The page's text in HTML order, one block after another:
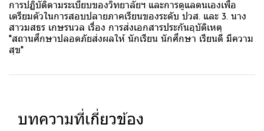
การปฏิบัติตามระเบียบของวิทยาลัยฯ และการดูแลตนเองเพื่อ
เตรียมตัวในการสอบปลายภาคเรียนของระดับ ปวส. และ 3. นาง
สาวมสธร เกษรนวล เรื่อง การส่งเอกสารประกันอุบัติเหตุ
"สถานศึกษาปลอดภัยส่งผลให้ นักเรียน นักศึกษา เรียนดี มีความ
สุข"
บทความที่เกี่ยวข้อง